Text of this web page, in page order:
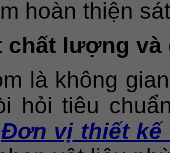
hoàn thiện
chất lượng
là không
hỏi tiêu
Đơn vị thiết kế